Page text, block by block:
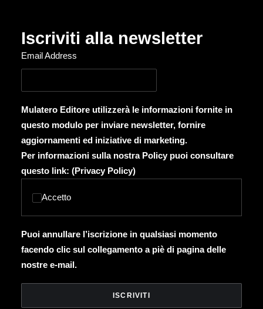
Iscriviti alla newsletter
Email Address
Mulatero Editore utilizzerà le informazioni fornite in
questo modulo per inviare newsletter, fornire
aggiornamenti ed iniziative di marketing.
Per informazioni sulla nostra Policy puoi consultare
questo link: (Privacy Policy)
Accetto
Puoi annullare l’iscrizione in qualsiasi momento
facendo clic sul collegamento a piè di pagina delle
nostre e-mail.